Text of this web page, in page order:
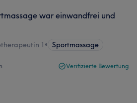
war einwandfrei und
1 • Sportmassage
Verifizierte Bewertung